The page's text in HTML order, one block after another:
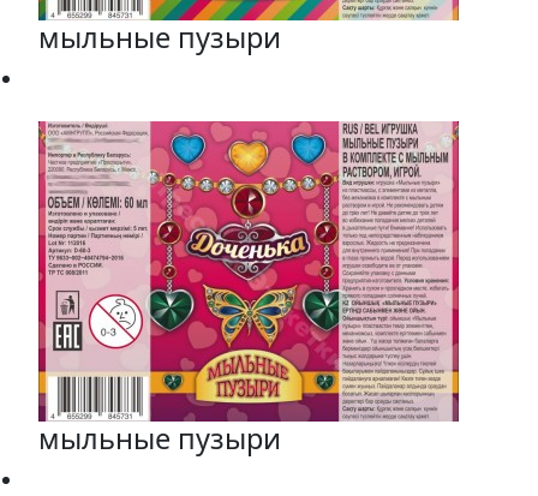
мыльные пузыри
мыльные пузыри